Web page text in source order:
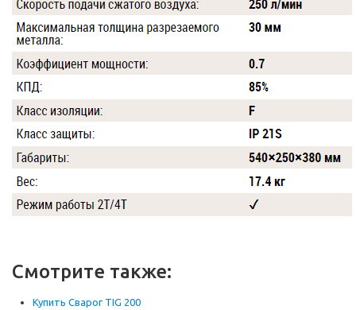
Смотрите также:
Купить Сварог TIG 200